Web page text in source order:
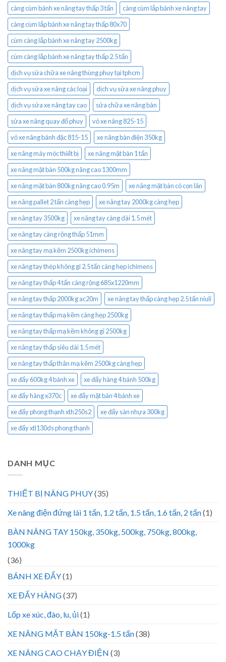
càng cùm bánh xe nâng tay thấp 3 tấn
càng cùm lắp bánh xe nâng tay
càng cùm lắp bánh xe nâng tay thấp 80x70
cùm càng lắp bánh xe nâng tay 2500kg
cùm càng lắp bánh xe nâng tay thấp 2.5 tấn
dịch vụ sửa chữa xe nâng thùng phuy tại tphcm
dịch vụ sửa xe nâng các loại
dịch vụ sửa xe nâng phuy
dịch vụ sửa xe nâng tay cao
sửa chữa xe nâng bàn
sửa xe nâng quay đổ phuy
vỏ xe nâng 825-15
vỏ xe nâng bánh đặc 815-15
xe nâng bàn điện 350kg
xe nâng máy móc thiết bị
xe nâng mặt bàn 1 tấn
xe nâng mặt bàn 500kg nâng cao 1300mm
xe nâng mặt bàn 800kg nâng cao 0.95m
xe nâng mặt bàn có con lăn
xe nâng pallet 2 tấn càng hẹp
xe nâng tay 2000kg càng hẹp
xe nâng tay 3500kg
xe nâng tay càng dài 1.5 mét
xe nâng tay càng rộng thấp 51mm
xe nâng tay mạ kẽm 2500kg ichimens
xe nâng tay thép không gỉ 2.5 tấn càng hẹp ichimens
xe nâng tay thấp 4 tấn càng rộng 685x1220mm
xe nâng tay thấp 2000kg ac20m
xe nâng tay thấp càng hẹp 2.5 tấn niuli
xe nâng tay thấp mạ kẽm càng hẹp 2500kg
xe nâng tay thấp mạ kẽm không gỉ 2500kg
xe nâng tay thấp siêu dài 1.5 mét
xe nâng tay thấp thân mạ kẽm 2500kg càng hẹp
xe đẩy 600kg 4 bánh xe
xe đẩy hàng 4 bánh 500kg
xe đẩy hàng x370c
xe đẩy mặt bàn 4 bánh xe
xe đẩy phong thạnh xth250s2
xe đẩy sàn nhựa 300kg
xe đẩy xtl130ds phong thạnh
DANH MỤC
THIẾT BỊ NÂNG PHUY(35)
Xe nâng điện đứng lái 1 tấn, 1.2 tấn, 1.5 tấn, 1.6 tấn, 2 tấn(1)
BÀN NÂNG TAY 150kg, 350kg, 500kg, 750kg, 800kg,
1000kg
(36)
BÁNH XE ĐẨY(1)
XE ĐẨY HÀNG(37)
Lốp xe xúc, đào, lu, ủi(1)
XE NÂNG MẶT BÀN 150kg-1.5 tấn(38)
XE NÂNG CAO CHẠY ĐIỆN (3)